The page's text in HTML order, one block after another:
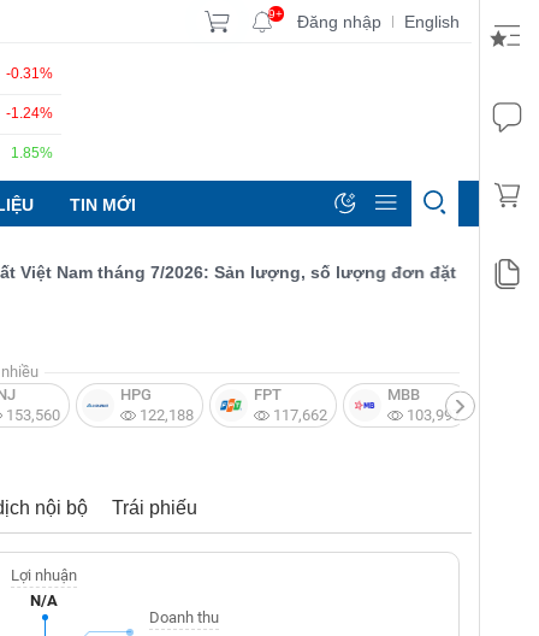
9+ Đăng nhập | English
-0.31%
-1.24%
1.85%
TIN MỚI
Nam tháng 7/2026: Sản lượng, số lượng đơn đặt hàng mới và
153,560
HPG
122,188
FPT
117,662
MBB
103,997
nội bộ Trái phiếu
Lợi nhuận
N/A
Doanh thu